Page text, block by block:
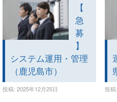
【
急
募
】
システム運用・管理
（鹿児島市）
投稿: 2025年12月25日 投